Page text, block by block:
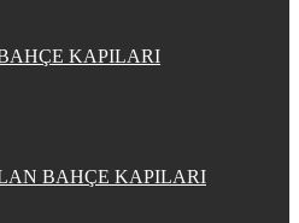
KAPILARI
BAHÇE KAPILARI